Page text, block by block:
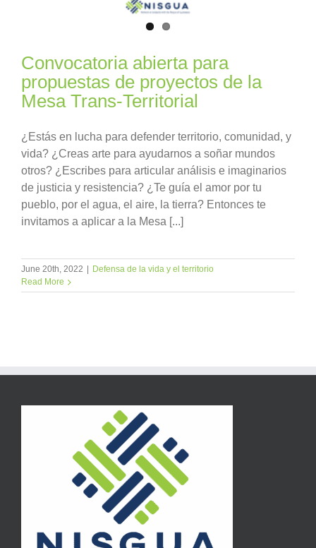
Convocatoria abierta para
propuestas de proyectos de la
Mesa Trans-Territorial
¿Estás en lucha para defender territorio, comunidad, y
vida? ¿Creas arte para ayudarnos a soñar mundos
otros? ¿Escribes para articular análisis e imaginarios
de justicia y resistencia? ¿Te guía el amor por tu
pueblo, por el agua, el aire, la tierra? Entonces te
invitamos a aplicar a la Mesa [...]
June 20th, 2022 | Defensa de la vida y el territorio
Read More